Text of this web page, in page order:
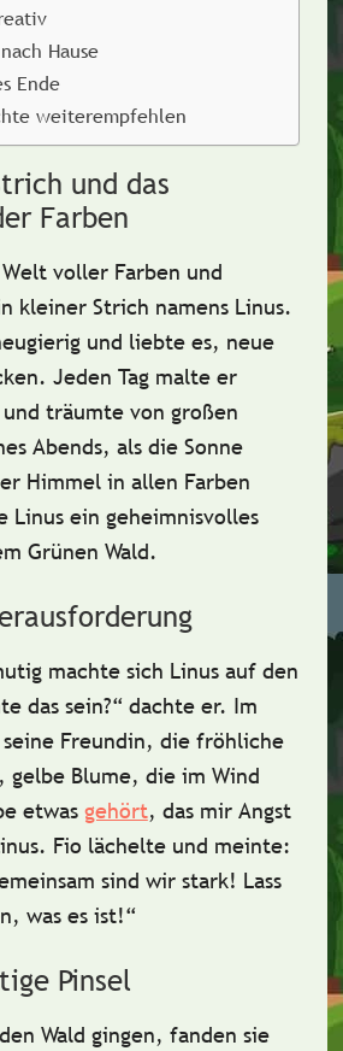
Hause
Ende
weiterempfehlen
und das
Farben
voller Farben und
kleiner Strich namens Linus.
und liebte es, neue
Jeden Tag malte er
träumte von großen
Abends, als die Sonne
Himmel in allen Farben
ein geheimnisvolles
Grünen Wald.
machte sich Linus auf den
das sein?“dachte er. Im
Freundin, die fröhliche
gelbe Blume, die im Wind
etwas gehört, das mir Angst
Fio lächelte und meinte:
sind wir stark! Lass
was es ist!“
Pinsel
Wald gingen, fanden sie